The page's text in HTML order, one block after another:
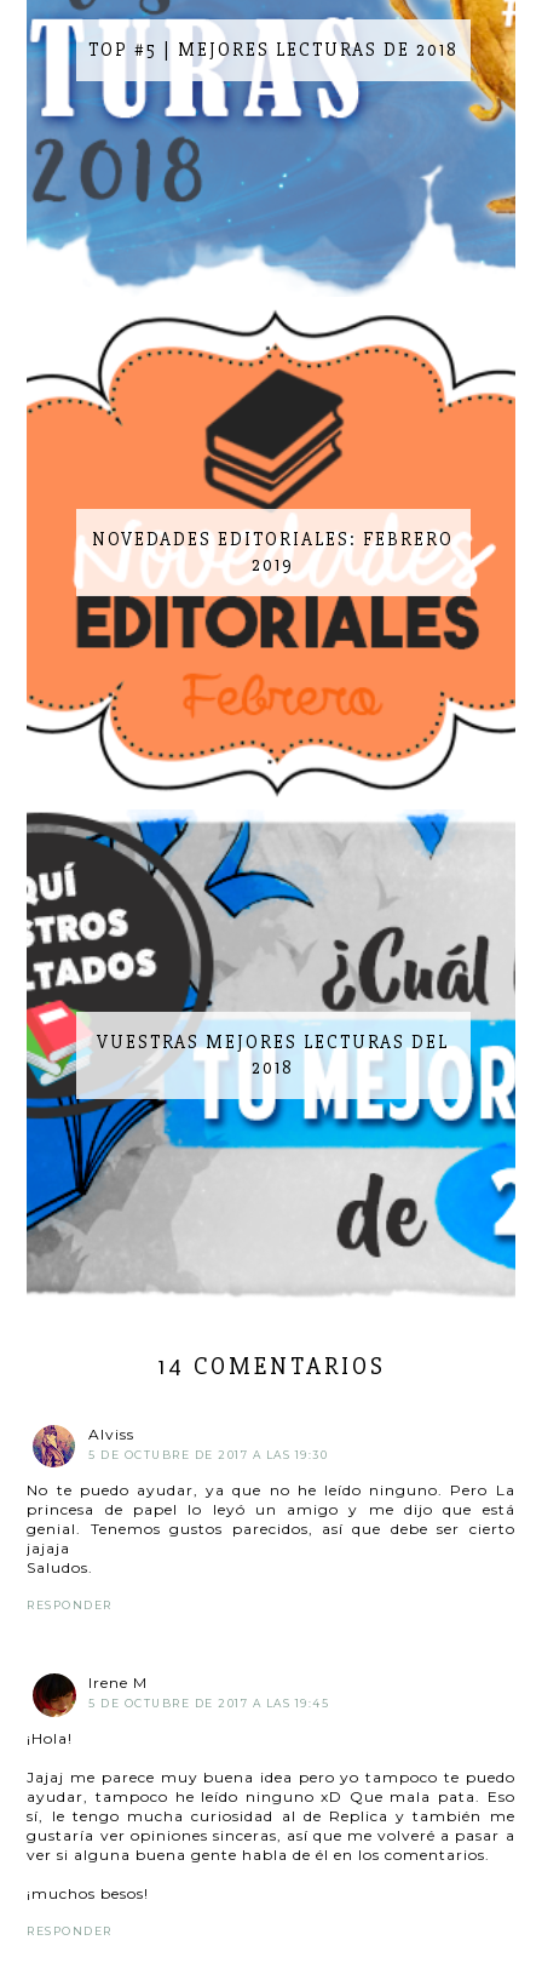
TOP #5 | MEJORES LECTURAS DE 2018
NOVEDADES EDITORIALES: FEBRERO
2019
VUESTRAS MEJORES LECTURAS DEL
2018
14 COMENTARIOS
Alviss
5 DE OCTUBRE DE 2017 A LAS 19:30
No te puedo ayudar, ya que no he leído ninguno. Pero La
princesa de papel lo leyó un amigo y me dijo que está
genial. Tenemos gustos parecidos, así que debe ser cierto
jajaja
Saludos.
RESPONDER
Irene M
5 DE OCTUBRE DE 2017 A LAS 19:45
¡Hola!
Jajaj me parece muy buena idea pero yo tampoco te puedo
ayudar, tampoco he leído ninguno xD Que mala pata. Eso
sí, le tengo mucha curiosidad al de Replica y también me
gustaría ver opiniones sinceras, así que me volveré a pasar a
ver si alguna buena gente habla de él en los comentarios.
¡muchos besos!
RESPONDER